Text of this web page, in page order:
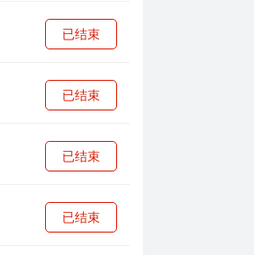
已结束
已结束
已结束
已结束